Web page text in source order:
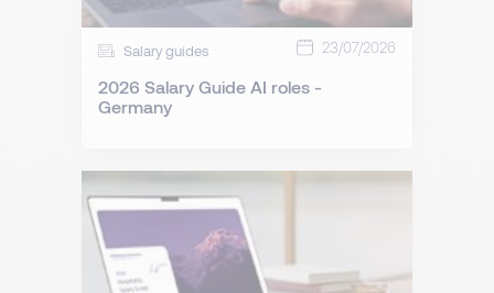
Salary guides 23/07/2026
2026 Salary Guide AI roles -
Germany